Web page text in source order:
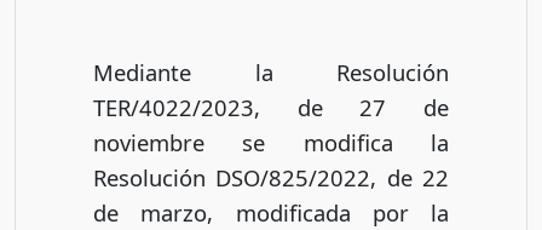
Mediante la Resolución
TER/4022/2023, de 27 de
noviembre se modifica la
Resolución DSO/825/2022, de 22
de marzo, modificada por la